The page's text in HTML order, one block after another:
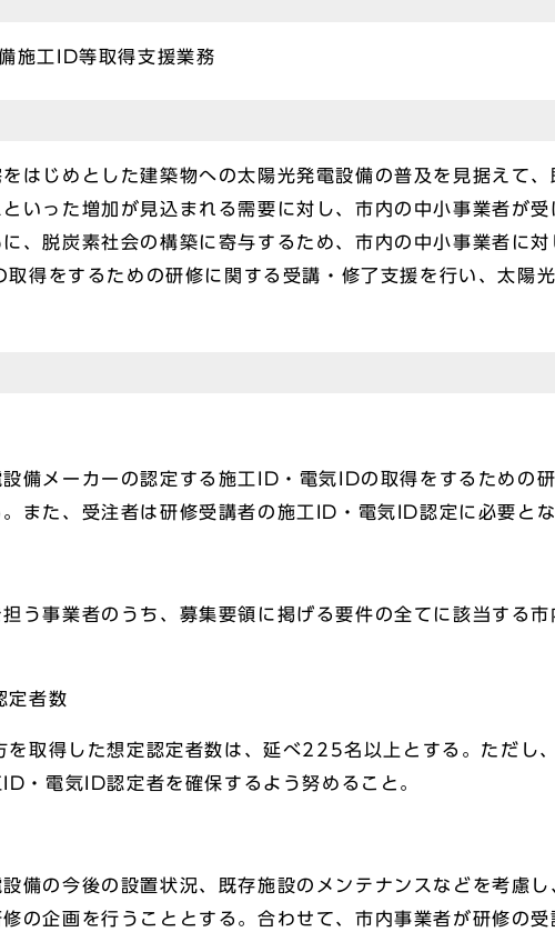
施工ID等取得支援業務
はじめとした建築物への太陽光発電設備の普及を見据えて
いった増加が見込まれる需要に対し、市内の中小事業者が
、脱炭素社会の構築に寄与するため、市内の中小事業者に
得をするための研修に関する受講・修了支援を行い、太陽
備メーカーの認定する施工ID・電気IDの取得をするための
また、受注者は研修受講者の施工ID・電気ID認定に必要と
事業者のうち、募集要領に掲げる要件の全てに該当する市
定者数
得した想定認定者数は、延べ225名以上とする。ただし、
・電気ID認定者を確保するよう努めること。
の今後の設置状況、既存施設のメンテナンスなどを考慮し
の企画を行うこととする。合わせて、市内事業者が研修の受